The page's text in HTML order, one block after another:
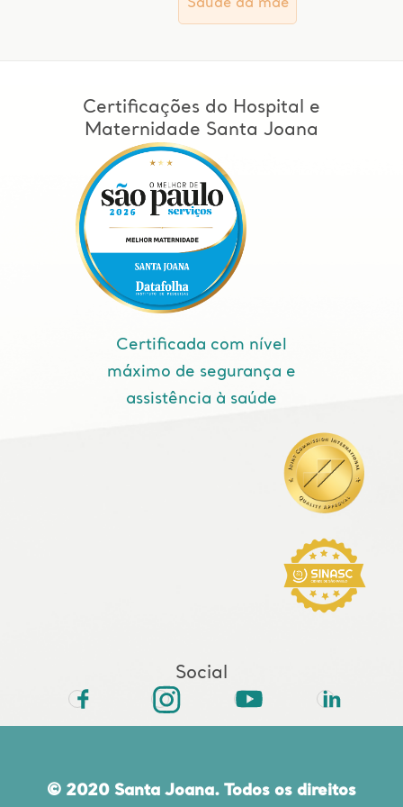
Saúde da mãe
Certificações do Hospital e
Maternidade Santa Joana
Certificada com nível
máximo de segurança e
assistência à saúde
Social
© 2020 Santa Joana. Todos os direitos